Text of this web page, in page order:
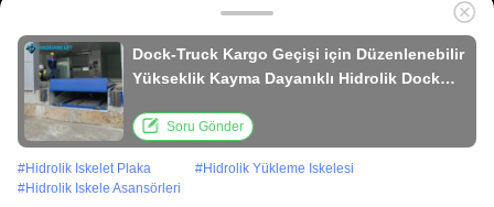
Dock-Truck Kargo Geçişi için Düzenlenebilir
Yükseklik Kayma Dayanıklı Hidrolik Dock
Soru Gönder
#Hidrolik Iskelet Plaka #Hidrolik Yükleme Iskelesi
#Hidrolik Iskele Asansörleri